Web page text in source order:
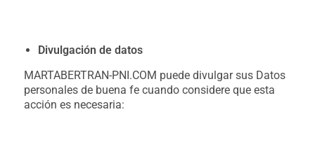
Divulgación de datos
MARTABERTRAN-PNI.COM puede divulgar sus Datos
personales de buena fe cuando considere que esta
acción es necesaria: